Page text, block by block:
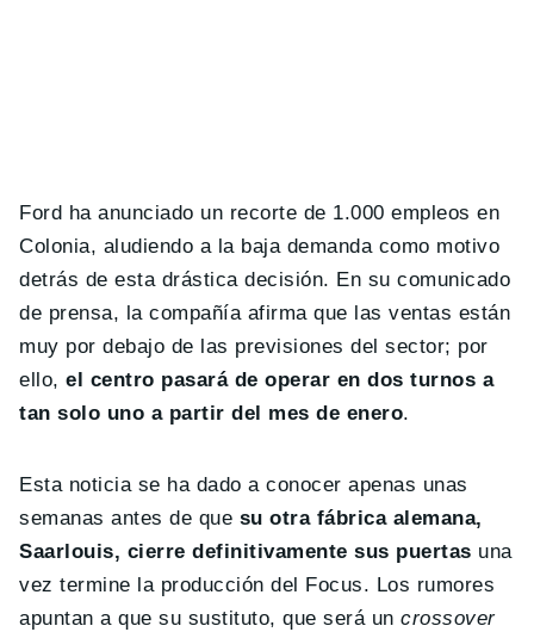
Ford ha anunciado un recorte de 1.000 empleos en
Colonia, aludiendo a la baja demanda como motivo
detrás de esta drástica decisión. En su comunicado
de prensa, la compañía afirma que las ventas están
muy por debajo de las previsiones del sector; por
ello,el centro pasará de operar en dos turnos a
tan solo uno a partir del mes de enero.
Esta noticia se ha dado a conocer apenas unas
semanas antes de que su otra fábrica alemana,
Saarlouis, cierre definitivamente sus puertas una
vez termine la producción del Focus. Los rumores
apuntan a que su sustituto, que será uncrossover